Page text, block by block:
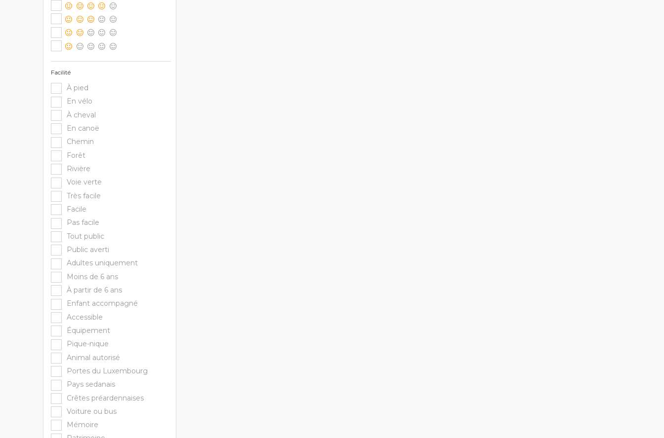
Facilité
À pied
En vélo
À cheval
En canoë
Chemin
Forêt
Rivière
Voie verte
Très facile
Facile
Pas facile
Tout public
Public averti
Adultes uniquement
Moins de 6 ans
À partir de 6 ans
Enfant accompagné
Accessible
Équipement
Pique-nique
Animal autorisé
Portes du Luxembourg
Pays sedanais
Crêtes préardennaises
Voiture ou bus
Mémoire